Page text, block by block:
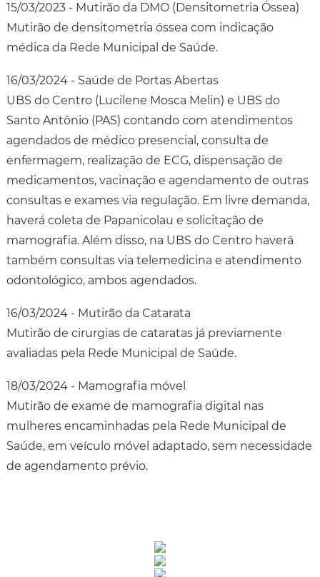
15/03/2023 - Mutirão da DMO (Densitometria Óssea)
Mutirão de densitometria óssea com indicação
médica da Rede Municipal de Saúde.
16/03/2024 - Saúde de Portas Abertas
UBS do Centro (Lucilene Mosca Melin) e UBS do
Santo Antônio (PAS) contando com atendimentos
agendados de médico presencial, consulta de
enfermagem, realização de ECG, dispensação de
medicamentos, vacinação e agendamento de outras
consultas e exames via regulação. Em livre demanda,
haverá coleta de Papanicolau e solicitação de
mamografia. Além disso, na UBS do Centro haverá
também consultas via telemedicina e atendimento
odontológico, ambos agendados.
16/03/2024 - Mutirão da Catarata
Mutirão de cirurgias de cataratas já previamente
avaliadas pela Rede Municipal de Saúde.
18/03/2024 - Mamografia móvel
Mutirão de exame de mamografia digital nas
mulheres encaminhadas pela Rede Municipal de
Saúde, em veículo móvel adaptado, sem necessidade
de agendamento prévio.